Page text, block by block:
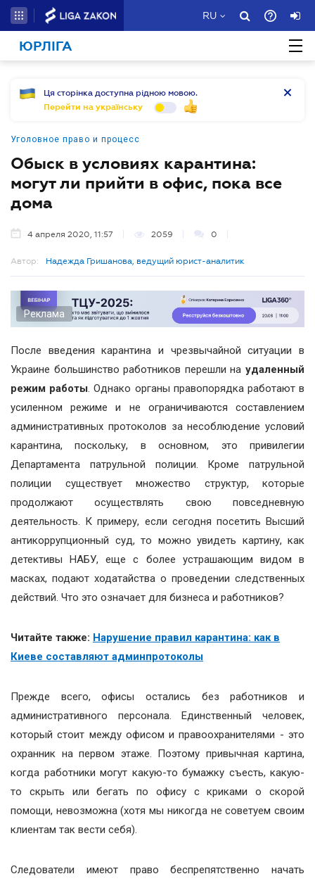
RU
ЮРЛІГА
Ця сторінка доступна рідною мовою.
Перейти на українську
Уголовное право и процесс
Обыск в условиях карантина:
могут ли прийти в офис, пока все
дома
4 апреля 2020, 11:57 2059 0
Автор: Надежда Гришанова, ведущий юрист-аналитик
Реклама
После введения карантина и чрезвычайной ситуации в
Украине большинство работников перешли на удаленный
режим работы. Однако органы правопорядка работают в
усиленном режиме и не ограничиваются составлением
административных протоколов за несоблюдение условий
карантина, поскольку, в основном, это привилегии
Департамента патрульной полиции. Кроме патрульной
полиции существует множество структур, которые
продолжают осуществлять свою повседневную
деятельность. К примеру, если сегодня посетить Высший
антикоррупционный суд, то можно увидеть картину, как
детективы НАБУ, еще с более устрашающим видом в
масках, подают ходатайства о проведении следственных
действий. Что это означает для бизнеса и работников?
Читайте также: Нарушение правил карантина: как в
Киеве составляют админпротоколы
Прежде всего, офисы остались без работников и
административного персонала. Единственный человек,
который стоит между офисом и правоохранителями - это
охранник на первом этаже. Поэтому привычная картина,
когда работники могут какую-то бумажку съесть, какую-
то скрыть или бегать по офису с криками о скорой
помощи, невозможна (хотя мы никогда не советуем своим
клиентам так вести себя).
Следователи имеют право беспрепятственно начать